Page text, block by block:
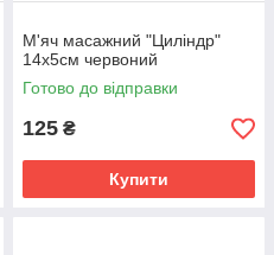
М'яч масажний "Циліндр"
14х5см червоний
Готово до відправки
125 ₴
Купити